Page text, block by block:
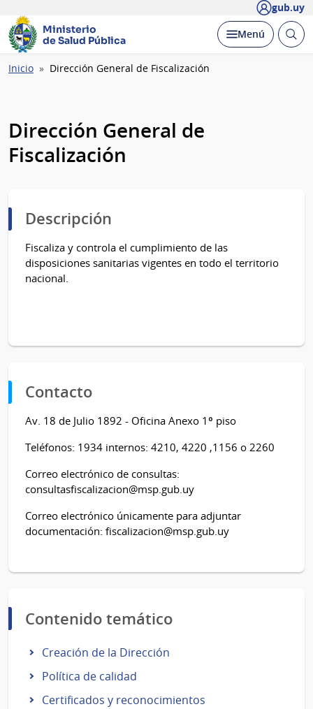
gub.uy
Ministerio
de Salud Pública
Desplegar
Menú Abrir
Ruta
Inicio Dirección General de Fiscalización
Dirección General de
Fiscalización
Descripción
Fiscaliza y controla el cumplimiento de las
disposiciones sanitarias vigentes en todo el territorio
nacional.
Contacto
Av. 18 de Julio 1892 - Oficina Anexo 1º piso
Teléfonos: 1934 internos: 4210, 4220 ,1156 o 2260
Correo electrónico de consultas:
consultasfiscalizacion@msp.gub.uy
Correo electrónico únicamente para adjuntar
documentación: fiscalizacion@msp.gub.uy
Contenido temático
Creación de la Dirección
Política de calidad
Certificados y reconocimientos